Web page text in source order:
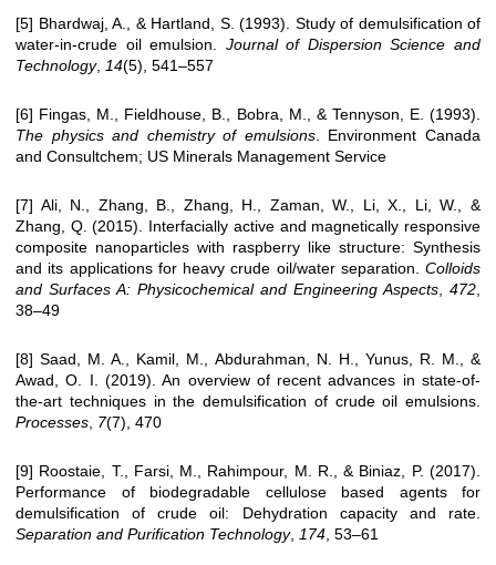
[5] Bhardwaj, A., & Hartland, S. (1993). Study of demulsification of
water-in-crude oil emulsion. Journal of Dispersion Science and
Technology, 14(5), 541–557
[6] Fingas, M., Fieldhouse, B., Bobra, M., & Tennyson, E. (1993).
The physics and chemistry of emulsions. Environment Canada
and Consultchem; US Minerals Management Service
[7] Ali, N., Zhang, B., Zhang, H., Zaman, W., Li, X., Li, W., &
Zhang, Q. (2015). Interfacially active and magnetically responsive
composite nanoparticles with raspberry like structure: Synthesis
and its applications for heavy crude oil/water separation. Colloids
and Surfaces A: Physicochemical and Engineering Aspects
472
38–49
[8] Saad, M. A., Kamil, M., Abdurahman, N. H., Yunus, R. M., &
Awad, O. I. (2019). An overview of recent advances in state-of-
the-art techniques in the demulsification of crude oil emulsions.
Processes 7(7), 470
[9] Roostaie, T., Farsi, M., Rahimpour, M. R., & Biniaz, P. (2017).
Performance of biodegradable cellulose based agents for
demulsification of crude oil: Dehydration capacity and rate.
Separation and Purification Technology, 174 , 53–61